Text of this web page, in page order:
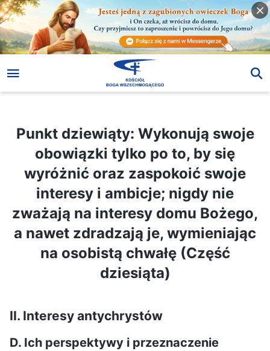
Punkt dziewiąty: Wykonują swoje
obowiązki tylko po to, by się
wyróżnić oraz zaspokoić swoje
interesy i ambicje; nigdy nie
zważają na interesy domu Bożego,
a nawet zdradzają je, wymieniając
na osobistą chwałę (Część
dziesiąta)
II. Interesy antychrystów
D. Ich perspektywy i przeznaczenie